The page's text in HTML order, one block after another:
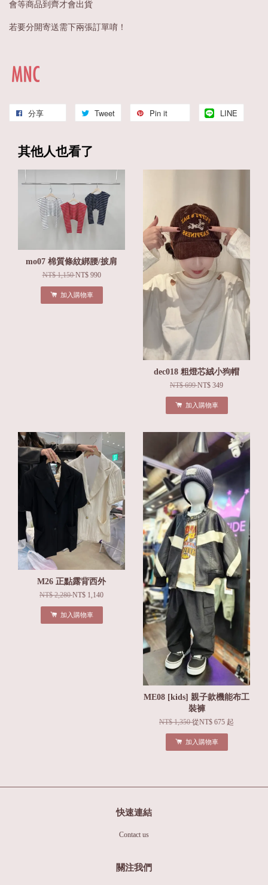
會等商品到齊才會出貨
若要分開寄送需下兩張訂單唷！
分享 Tweet Pin it LINE
其他人也看了
mo07 棉質條紋綁腰/披肩
NT$ 1,150NT$ 990
加入購物車
dec018 粗燈芯絨小狗帽
NT$ 699NT$ 349
加入購物車
M26 正點露背西外
NT$ 2,280NT$ 1,140
加入購物車
ME08 [kids] 親子款機能布工
裝褲
NT$ 1,350從NT$ 675 起
加入購物車
快速連結
Contact us
關注我們